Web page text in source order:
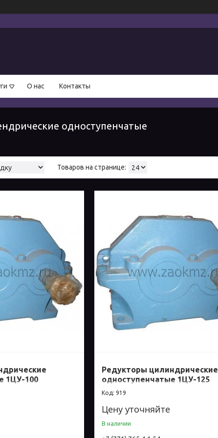
О нас Контакты
одноступенчатые
1ЦУ-100
Редукторы цилиндрические
одноступенчатые 1ЦУ-125
919
Цену уточняйте
В наличии